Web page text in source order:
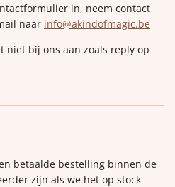
in, neem contact
naar info@akindofmagic.be
niet bij ons aan zoals reply op
betaalde bestelling binnen de
zijn als we het op stock